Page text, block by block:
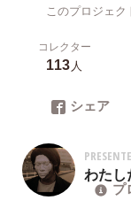
このプロジェク
コレクター
113人
シェア
わたし
プ